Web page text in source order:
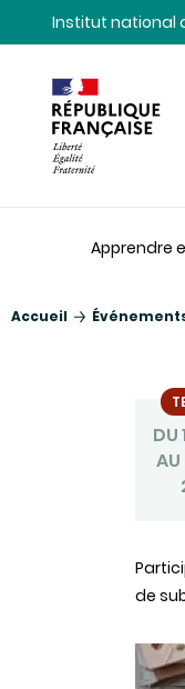
Contenu
Recherche
NavigationInstitut national
Apprendre
Accueil
DU
AU
de